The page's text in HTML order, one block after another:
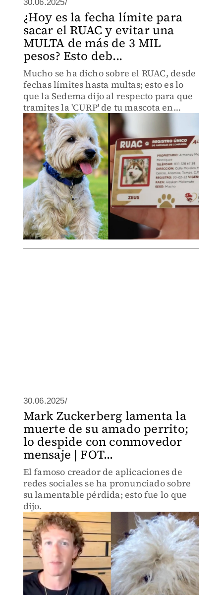
30.06.2025/
¿Hoy es la fecha límite para
sacar el RUAC y evitar una
MULTA de más de 3 MIL
pesos? Esto deb...
Mucho se ha dicho sobre el RUAC, desde
fechas límites hasta multas; esto es lo
que la Sedema dijo al respecto para que
tramites la 'CURP' de tu mascota en
CdMx.
30.06.2025/
Mark Zuckerberg lamenta la
muerte de su amado perrito;
lo despide con conmovedor
mensaje | FOT...
El famoso creador de aplicaciones de
redes sociales se ha pronunciado sobre
su lamentable pérdida; esto fue lo que
dijo.